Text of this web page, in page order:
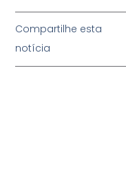
Compartilhe esta
notícia